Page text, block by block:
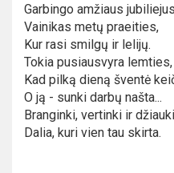
Garbingo amžiaus
Vainikas metų praeities,
Kur rasi smilgų ir lelijų.
Tokia pusiausvyra lemties,
Kad pilką dieną šventė
O ją - sunki darbų našta...
Branginki, vertinki ir
Dalia, kuri vien tau skirta.